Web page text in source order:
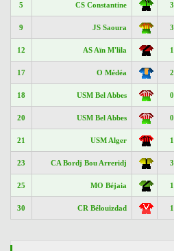
5 CS Constantine
9 JS Saoura
12 AS Aïn M'lila
17 O Médéa
18 USM Bel Abbes
20 USM Bel Abbes
21 USM Alger
23 CA Bordj Bou Arreridj
25 MO Béjaia
30 CR Bélouizdad